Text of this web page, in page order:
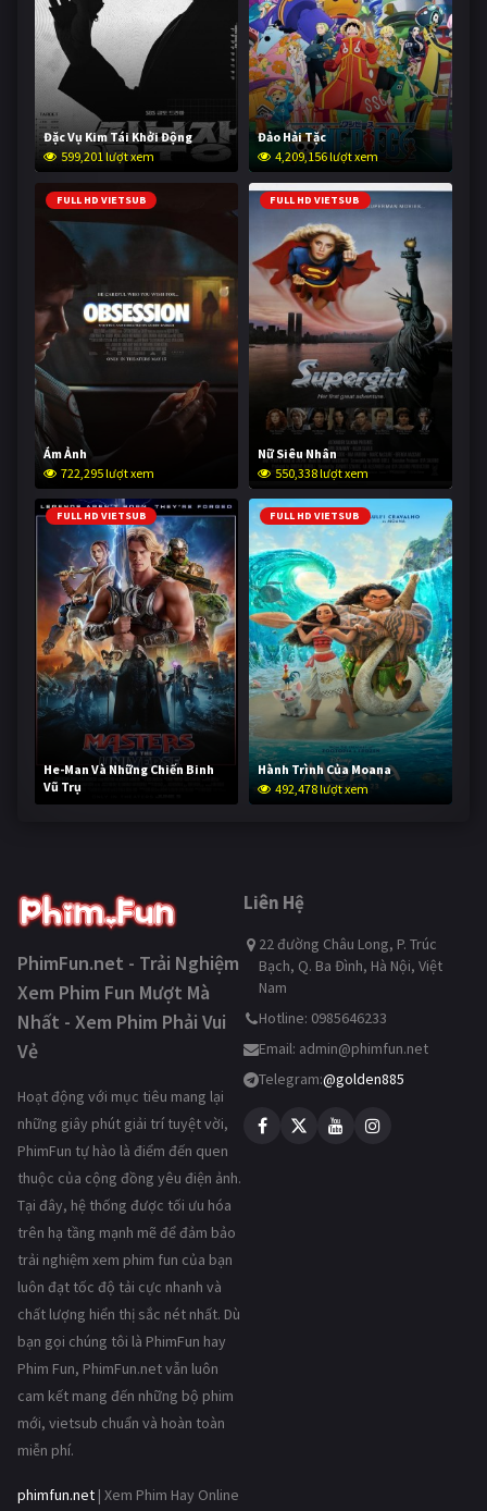
Đặc Vụ Kim Tái Khởi Động
599,201 lượt xem
Đảo Hải Tặc
4,209,156 lượt xem
FULL HD VIETSUB
Ám Ảnh
722,295 lượt xem
FULL HD VIETSUB
Nữ Siêu Nhân
550,338 lượt xem
FULL HD VIETSUB
He-Man Và Những Chiến Binh
Vũ Trụ
241,376 lượt xem
FULL HD VIETSUB
Hành Trình Của Moana
492,478 lượt xem
PhimFun.net - Trải Nghiệm
Xem Phim Fun Mượt Mà
Nhất - Xem Phim Phải Vui
Vẻ
Hoạt động với mục tiêu mang lại
những giây phút giải trí tuyệt vời,
PhimFun tự hào là điểm đến quen
thuộc của cộng đồng yêu điện ảnh.
Tại đây, hệ thống được tối ưu hóa
trên hạ tầng mạnh mẽ để đảm bảo
trải nghiệm xem phim fun của bạn
luôn đạt tốc độ tải cực nhanh và
chất lượng hiển thị sắc nét nhất. Dù
bạn gọi chúng tôi là PhimFun hay
Phim Fun, PhimFun.net vẫn luôn
cam kết mang đến những bộ phim
mới, vietsub chuẩn và hoàn toàn
miễn phí.
phimfun.net | Xem Phim Hay Online
Liên Hệ
22 đường Châu Long, P. Trúc
Bạch, Q. Ba Đình, Hà Nội, Việt
Nam
Hotline: 0985646233
Email: admin@phimfun.net
Telegram:@golden885